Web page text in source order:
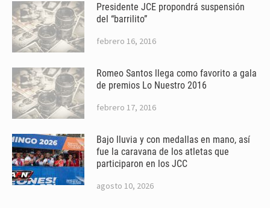
Presidente JCE propondrá suspensión
del “barrilito”
febrero 16, 2016
Romeo Santos llega como favorito a gala
de premios Lo Nuestro 2016
febrero 17, 2016
Bajo lluvia y con medallas en mano, así
fue la caravana de los atletas que
participaron en los JCC
agosto 10, 2026